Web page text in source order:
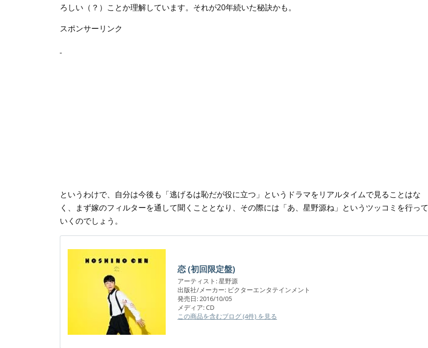
ろしい（？）ことか理解しています。それが20年続いた秘訣かも。
スポンサーリンク
というわけで、自分は今後も「逃げるは恥だが役に立つ」というドラマをリアルタイムで見ることはな
く、まず嫁のフィルターを通して聞くこととなり、その際には「あ、星野源ね」というツッコミを行って
いくのでしょう。
恋 (初回限定盤)
アーティスト:星野源
出版社/メーカー: ビクターエンタテインメント
発売日:2016/10/05
メディア:CD
この商品を含むブログ (4件) を見る